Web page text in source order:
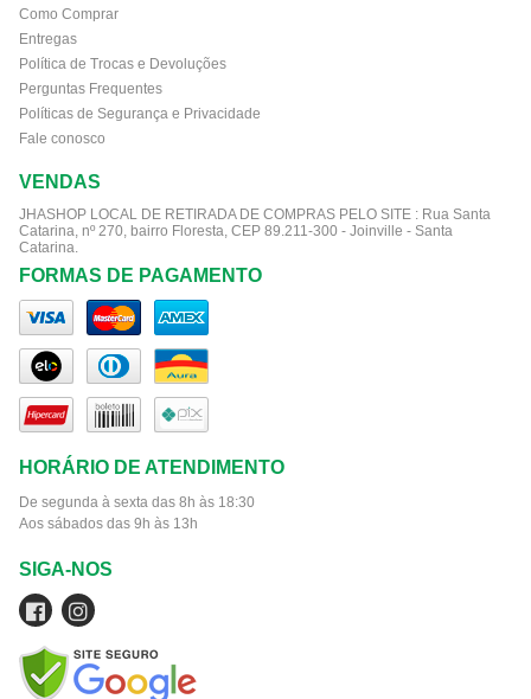
Como Comprar
Entregas
Política de Trocas e Devoluções
Perguntas Frequentes
Políticas de Segurança e Privacidade
Fale conosco
VENDAS
JHASHOP LOCAL DE RETIRADA DE COMPRAS PELO SITE : Rua Santa
Catarina, nº 270, bairro Floresta, CEP 89.211-300 - Joinville - Santa
Catarina.
FORMAS DE PAGAMENTO
HORÁRIO DE ATENDIMENTO
De segunda à sexta das 8h às 18:30
Aos sábados das 9h às 13h
SIGA-NOS